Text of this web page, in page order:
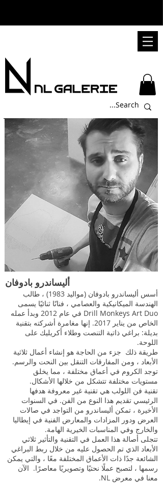
أليساندرو بادوفان
أسس أليساندرو بادوفان (مواليد 1983) ، طالب
الهندسة الميكانيكية والعصامي ، فنانًا ثنائيًا يسمى
Drill Monkeys Art Duo في عام 2012 وبدأ عمله
الخاص من يناير 2017. إنها مغامرة أشركته بتقنية
بديلة: براغي ذاتية التنصت وطلاء أكريليك على
اللوحة.
طريقة ذلك جزء من الحاجة هو إنشاء أعمال ثلاثية
الأبعاد ، ومن المفارقات التنقل بين النحت والرسم.
توجد الكروم في أعماق مختلفة ، مما يخلق
مستويات مختلفة تتشكل من خلالها الأشكال.
تقنية فن اللولب هي تقنية غير معروفة هدفها
الرئيسي تقديم هذا النوع من الفن. في السنوات
الأخيرة ، تمكن أليساندرو من التواجد في صالات
العرض ودور المزادات والمعارض الفنية في إيطاليا
والخارج وفي المناسبات الخيرية الهامة.
تتجلى أصالة هذا العمل في التقنية والتأثير ثلاثي
الأبعاد الذي تم الحصول عليه من خلال ربط البراغي
الشائعة جدًا ذات الأعماق المختلفة معًا ، والتي يمكن
رسمها ، لتصبح عملًا نحتيًا وتصويريًا معاصرًا. الآن
معنا في معرض NL.